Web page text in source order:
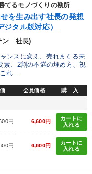
てるモノづくりの勘所
を生み出す社長の発想
タル版対応）
ン 社長)
ンスに変え、売れまくる未
素、2割の不満の埋め方、視
れ...
会員価格 購 入
円 6,600円
カートに
入れる
円 6,600円
カートに
入れる